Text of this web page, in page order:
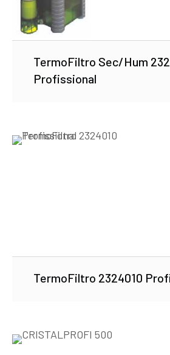
TermoFiltro Sec/Hum
Profissional
TermoFiltro 2324010